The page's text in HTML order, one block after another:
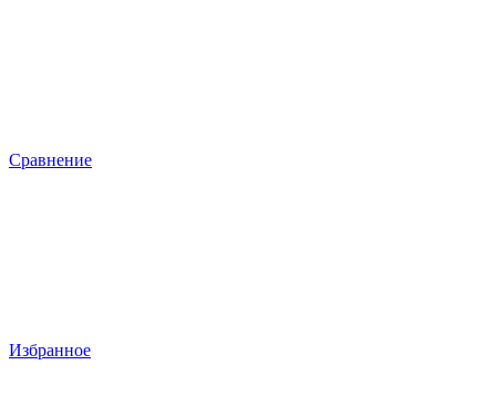
Сравнение
Избранное